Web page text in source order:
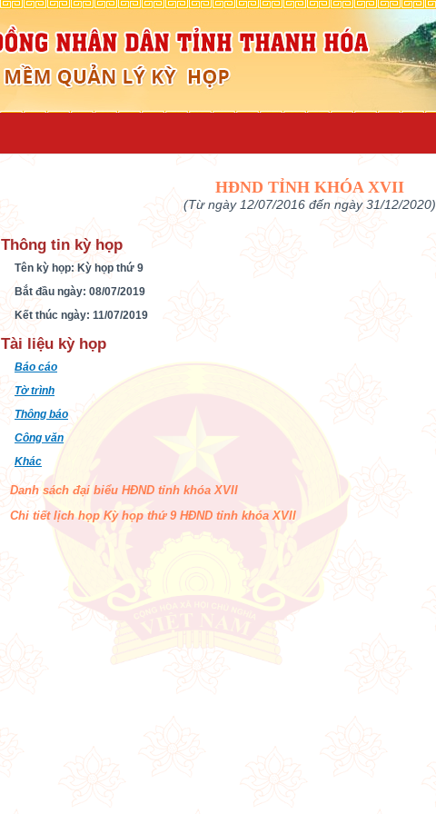
HĐND TỈNH KHÓA XVII
(Từ ngày 12/07/2016 đến ngày 31/12/2020)
Thông tin kỳ họp
Tên kỳ họp: Kỳ họp thứ 9
Bắt đầu ngày: 08/07/2019
Kết thúc ngày: 11/07/2019
Tài liệu kỳ họp
Báo cáo
Tờ trình
Thông báo
Công văn
Khác
Danh sách đại biểu HĐND tỉnh khóa XVII
Chi tiết lịch họp Kỳ họp thứ 9 HĐND tỉnh khóa XVII